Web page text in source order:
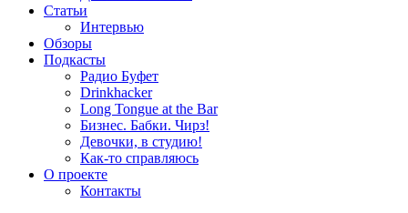
Статьи
Интервью
Обзоры
Подкасты
Радио Буфет
Drinkhacker
Long Tongue at the Bar
Бизнес. Бабки. Чирз!
Девочки, в студию!
Как-то справляюсь
О проекте
Контакты